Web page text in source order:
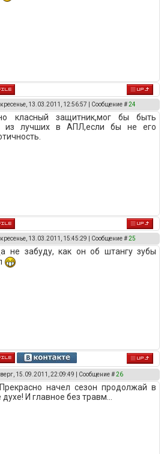
13.03.2011, 12:56:57 | Сообщение #24
класный защитник,мог бы быть
из лучших в АПЛ,если бы не его
13.03.2011, 15:45:29 | Сообщение #25
не забуду, как он об штангу зубы
15.09.2011, 22:09:49 | Сообщение #26
начел сезон продолжай в
И главное без травм...